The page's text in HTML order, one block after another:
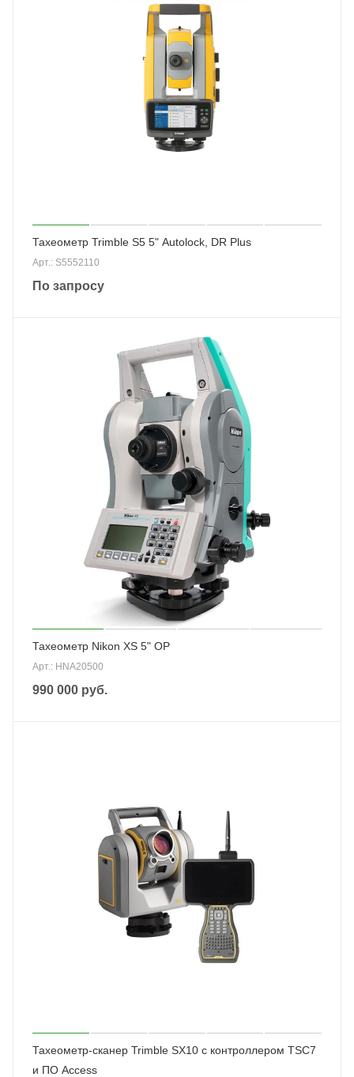
Тахеометр Trimble S5 5" Autolock, DR Plus
Арт.: S5552110
По запросу
Тахеометр Nikon XS 5" OP
Арт.: HNA20500
990 000 руб.
Тахеометр-сканер Trimble SX10 с контроллером TSC7
и ПО Access